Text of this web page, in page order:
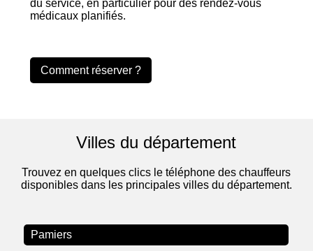
du service, en particulier pour des rendez-vous
médicaux planifiés.
Comment réserver ?
Villes du département
Trouvez en quelques clics le téléphone des chauffeurs
disponibles dans les principales villes du département.
Pamiers